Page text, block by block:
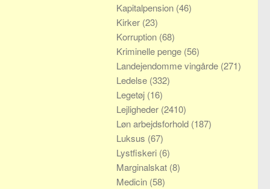
Kapitalpension (46)
Kirker (23)
Korruption (68)
Kriminelle penge (56)
Landejendomme vingårde (271)
Ledelse (332)
Legetøj (16)
Lejligheder (2410)
Løn arbejdsforhold (187)
Luksus (67)
Lystfiskeri (6)
Marginalskat (8)
Medicin (58)